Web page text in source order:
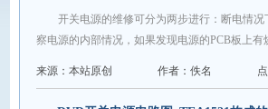
开关电源的维修可分为两步进行：断电情
察电源的内部情况，如果发现电源的PCB板上
来源：本站原创 作者：佚名